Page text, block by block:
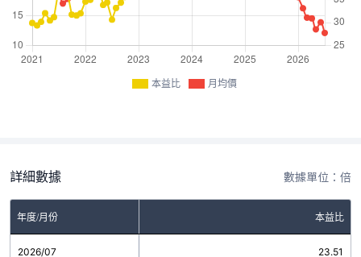
本益比 月均價
詳細數據 數據單位：倍
年度/月份 本益比
2026/07 23.51